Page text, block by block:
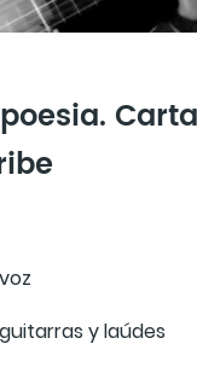
voz
guitarras y laúdes